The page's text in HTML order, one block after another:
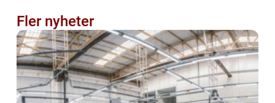
Fler nyheter